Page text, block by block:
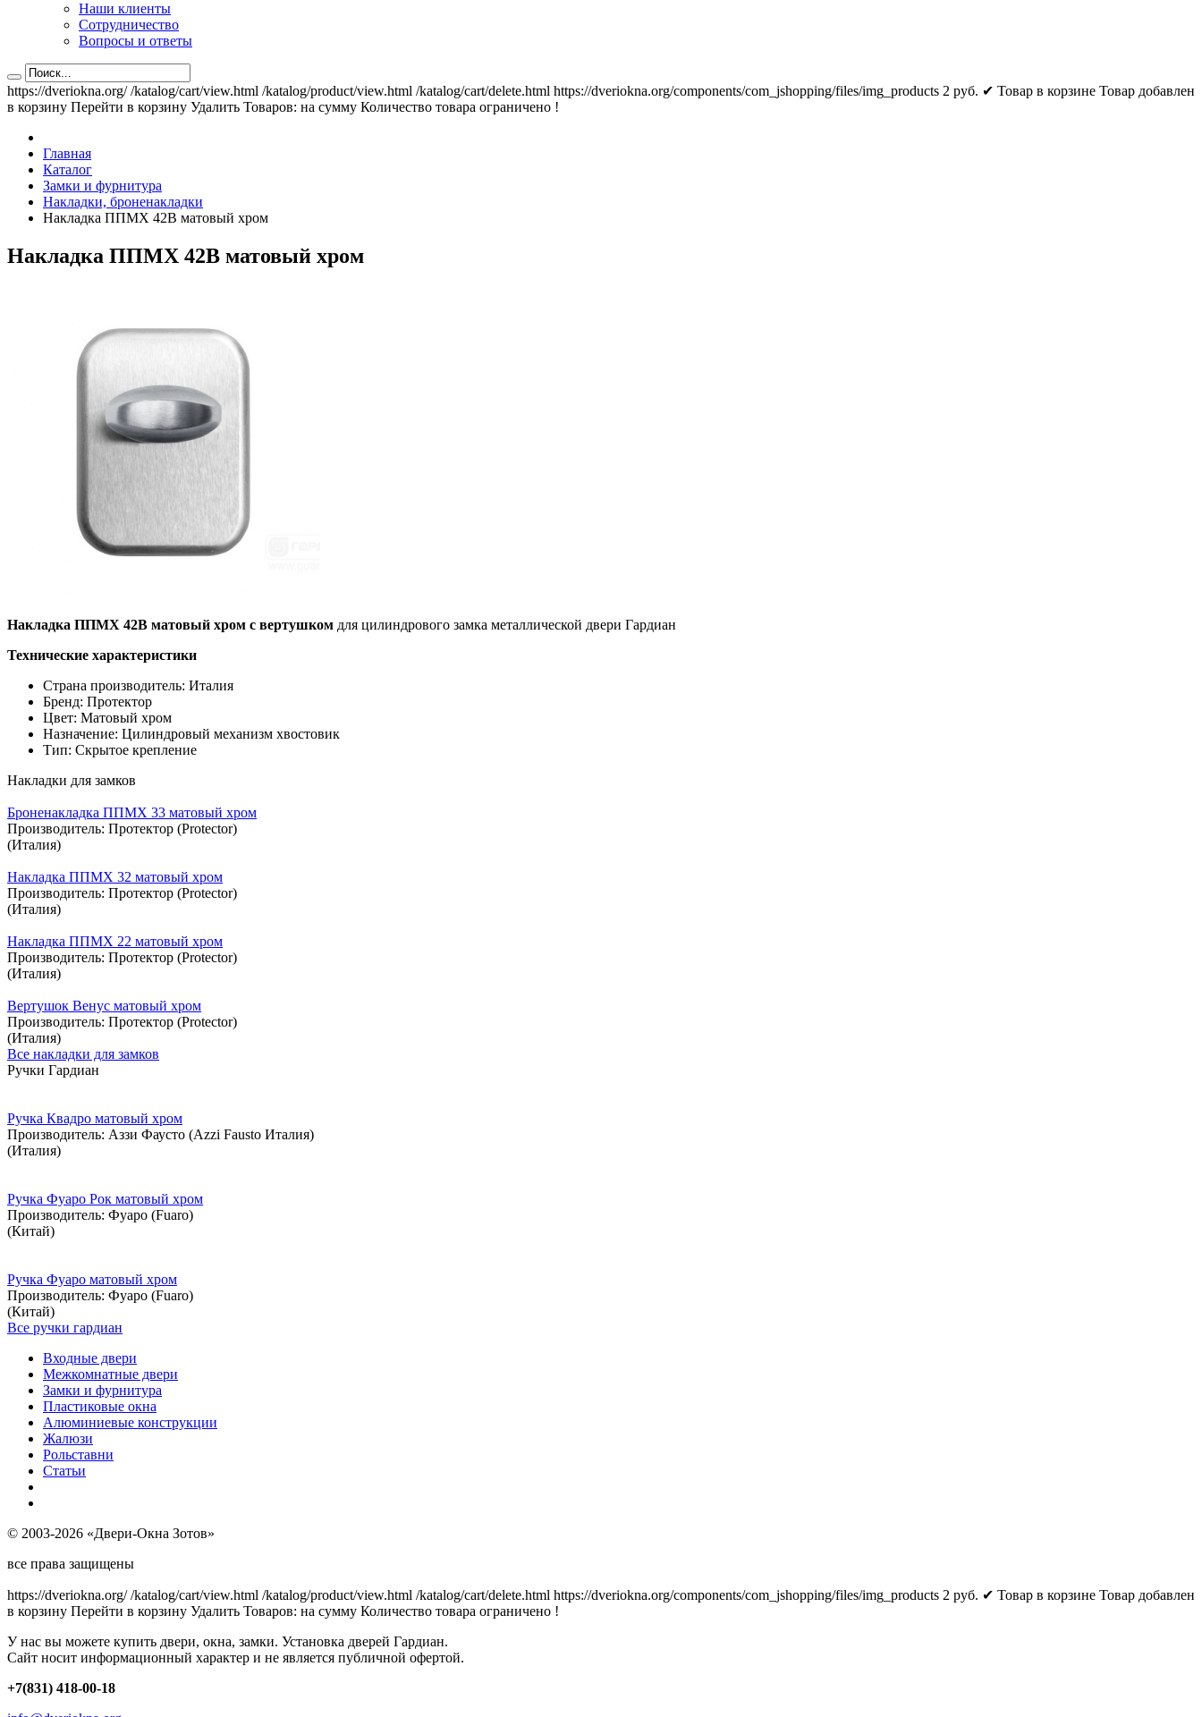
Наши клиенты
Сотрудничество
Вопросы и ответы
https://dveriokna.org/ /katalog/cart/view.html /katalog/product/view.html /katalog/cart/delete.html https://dveriokna.org/components/com_jshopping/files/img_products 2 руб. ✔ Товар в корзине Товар добавлен
в корзину Перейти в корзину Удалить Товаров: на сумму Количество товара ограничено !
Главная
Каталог
Замки и фурнитура
Накладки, броненакладки
Накладка ППМХ 42В матовый хром
Накладка ППМХ 42В матовый хром
Накладка ППМХ 42В матовый хром с вертушком для цилиндрового замка металлической двери Гардиан
Технические характеристики
Страна производитель: Италия
Бренд: Протектор
Цвет: Матовый хром
Назначение: Цилиндровый механизм хвостовик
Тип: Скрытое крепление
Накладки для замков
Броненакладка ППМХ 33 матовый хром
Производитель: Протектор (Protector)
(Италия)
Накладка ППМХ 32 матовый хром
Производитель: Протектор (Protector)
(Италия)
Накладка ППМХ 22 матовый хром
Производитель: Протектор (Protector)
(Италия)
Вертушок Венус матовый хром
Производитель: Протектор (Protector)
(Италия)
Все накладки для замков
Ручки Гардиан
Ручка Квадро матовый хром
Производитель: Аззи Фаусто (Azzi Fausto Италия)
(Италия)
Ручка Фуаро Рок матовый хром
Производитель: Фуаро (Fuaro)
(Китай)
Ручка Фуаро матовый хром
Производитель: Фуаро (Fuaro)
(Китай)
Все ручки гардиан
Входные двери
Межкомнатные двери
Замки и фурнитура
Пластиковые окна
Алюминиевые конструкции
Жалюзи
Рольставни
Статьи
© 2003-2026 «Двери-Окна Зотов»
все права защищены
https://dveriokna.org/ /katalog/cart/view.html /katalog/product/view.html /katalog/cart/delete.html https://dveriokna.org/components/com_jshopping/files/img_products 2 руб. ✔ Товар в корзине Товар добавлен
в корзину Перейти в корзину Удалить Товаров: на сумму Количество товара ограничено !
У нас вы можете купить двери, окна, замки. Установка дверей Гардиан.
Сайт носит информационный характер и не является публичной офертой.
+7(831) 418-00-18